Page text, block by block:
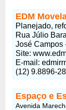
EDM
Planejado,
Rua Júlio
José Campos
Site:
E-mail:
(12) 9.8896-
Espaço e
Avenida